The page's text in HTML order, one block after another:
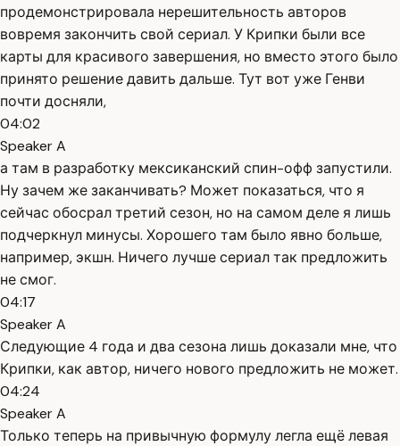
продемонстрировала нерешительность авторов
вовремя закончить свой сериал. У Крипки были все
карты для красивого завершения, но вместо этого было
принято решение давить дальше. Тут вот уже Генви
почти досняли,
04:02
Speaker A
а там в разработку мексиканский спин-офф запустили.
Ну зачем же заканчивать? Может показаться, что я
сейчас обосрал третий сезон, но на самом деле я лишь
подчеркнул минусы. Хорошего там было явно больше,
например, экшн. Ничего лучше сериал так предложить
не смог.
04:17
Speaker A
Следующие 4 года и два сезона лишь доказали мне, что
Крипки, как автор, ничего нового предложить не может.
04:24
Speaker A
Только теперь на привычную формулу легла ещё левая